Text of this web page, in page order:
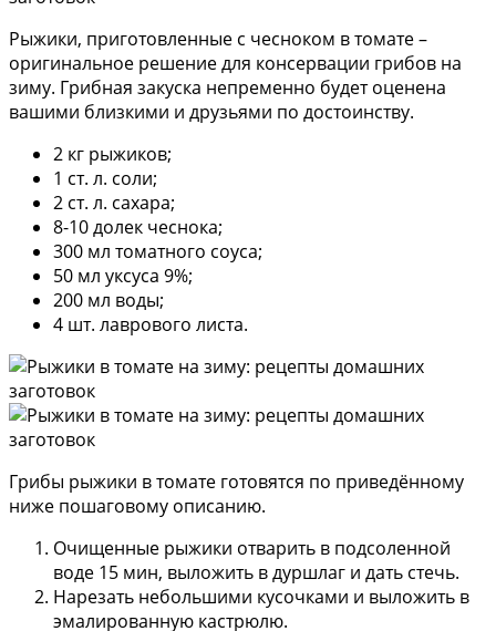
Рыжики, приготовленные с чесноком в томате –
оригинальное решение для консервации грибов на
зиму. Грибная закуска непременно будет оценена
вашими близкими и друзьями по достоинству.
2 кг рыжиков;
1 ст. л. соли;
2 ст. л. сахара;
8-10 долек чеснока;
300 мл томатного соуса;
50 мл уксуса 9%;
200 мл воды;
4 шт. лаврового листа.
Грибы рыжики в томате готовятся по приведённому
ниже пошаговому описанию.
Очищенные рыжики отварить в подсоленной
воде 15 мин, выложить в дуршлаг и дать стечь.
Нарезать небольшими кусочками и выложить в
эмалированную кастрюлю.